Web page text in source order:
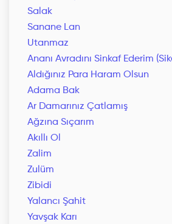
Salak
Sanane Lan
Utanmaz
Ananı Avradını Sinkaf Ederim
Aldığınız Para Haram Olsun
Adama Bak
Ar Damarınız Çatlamış
Ağzına Sıçarım
Akıllı Ol
Zalim
Zulüm
Zibidi
Yalancı Şahit
Yavşak Karı